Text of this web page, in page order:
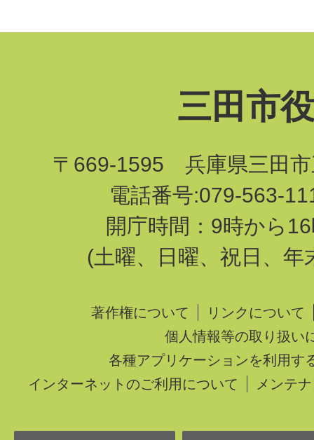
三田市
〒669-1595 兵庫県三田市
電話番号:079-563-
開庁時間：9時から
(土曜、日曜、祝日、年
著作権について
リンクについて
個人情報等の取り扱い
各種アプリケーションを利用す
インターネットのご利用について
メンテ